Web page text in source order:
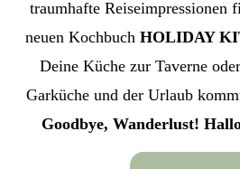
traumhafte Reiseimpressionen
neuen Kochbuch HOLIDAY
Deine Küche zur Taverne
Garküche und der Urlaub
Goodbye, Wanderlust!